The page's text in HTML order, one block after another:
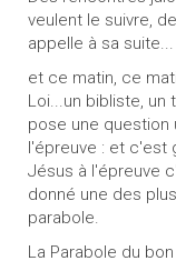
veulent le suivre,
appelle à sa suite...
et ce matin, ce
Loi...un bibliste, un
pose une question
l'épreuve : et c'est
Jésus à l'épreuve
donné une des
parabole.
La Parabole du